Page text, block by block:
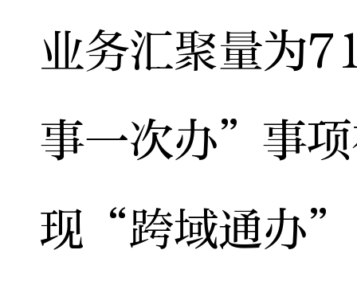
业务汇聚量为
事一次办”事
现“跨域通办”